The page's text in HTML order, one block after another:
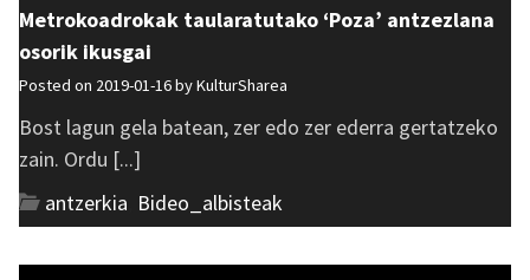
Metrokoadrokak taularatutako ‘Poza’ antzezlana
osorik ikusgai
Posted on 2019-01-16 byKulturSharea
Bost lagun gela batean, zer edo zer ederra gertatzeko
zain. Ordu [...]
antzerkia Bideo_albisteak